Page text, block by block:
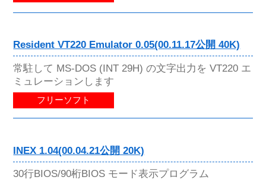
Resident VT220 Emulator 0.05(00.11.17公開 40K)
常駐して MS-DOS (INT 29H) の文字出力を VT220 エ
ミュレーションします
フリーソフト
INEX 1.04(00.04.21公開 20K)
30行BIOS/90桁BIOS モード表示プログラム